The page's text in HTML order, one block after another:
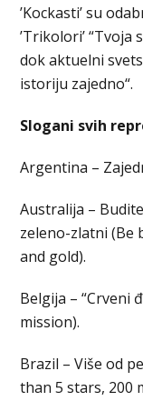
’Kockasti’ su
’Trikolori’ “Tvoja
dok aktuelni
istoriju zajedno“.
Slogani svih
Argentina –
Australija –
zeleno-zlatni (Be
and gold).
Belgija – “Crveni
mission).
Brazil – Više od
than 5 stars, 200